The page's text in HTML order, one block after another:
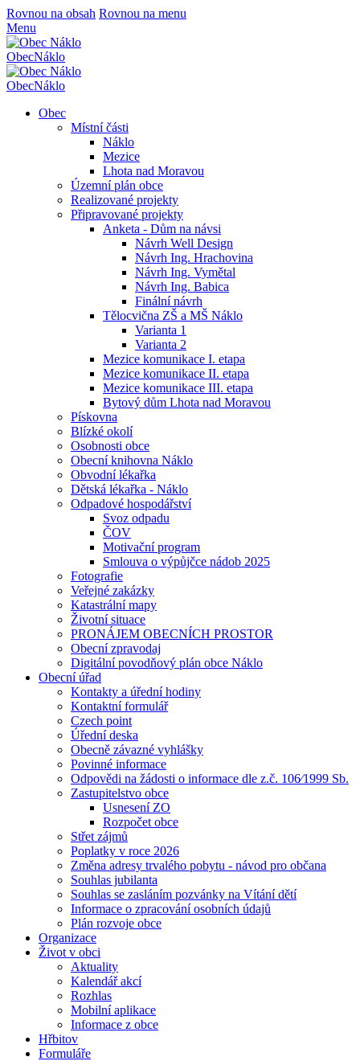
Rovnou na obsah Rovnou na menu
Menu
ObecNáklo
ObecNáklo
Obec
Místní části
Náklo
Mezice
Lhota nad Moravou
Územní plán obce
Realizované projekty
Připravované projekty
Anketa - Dům na návsi
Návrh Well Design
Návrh Ing. Hrachovina
Návrh Ing. Vymětal
Návrh Ing. Babica
Finální návrh
Tělocvična ZŠ a MŠ Náklo
Varianta 1
Varianta 2
Mezice komunikace I. etapa
Mezice komunikace II. etapa
Mezice komunikace III. etapa
Bytový dům Lhota nad Moravou
Pískovna
Blízké okolí
Osobnosti obce
Obecní knihovna Náklo
Obvodní lékařka
Dětská lékařka - Náklo
Odpadové hospodářství
Svoz odpadu
ČOV
Motivační program
Smlouva o výpůjčce nádob 2025
Fotografie
Veřejné zakázky
Katastrální mapy
Životní situace
PRONÁJEM OBECNÍCH PROSTOR
Obecní zpravodaj
Digitální povodňový plán obce Náklo
Obecní úřad
Kontakty a úřední hodiny
Kontaktní formulář
Czech point
Úřední deska
Obecně závazné vyhlášky
Povinné informace
Odpovědi na žádosti o informace dle z.č. 106⁄1999 Sb.
Zastupitelstvo obce
Usnesení ZO
Rozpočet obce
Střet zájmů
Poplatky v roce 2026
Změna adresy trvalého pobytu - návod pro občana
Souhlas jubilanta
Souhlas se zasláním pozvánky na Vítání dětí
Informace o zpracování osobních údajů
Plán rozvoje obce
Organizace
Život v obci
Aktuality
Kalendář akcí
Rozhlas
Mobilní aplikace
Informace z obce
Hřbitov
Formuláře